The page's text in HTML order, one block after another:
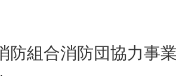
防組合消防団協力事